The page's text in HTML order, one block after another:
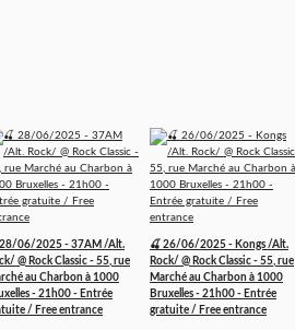
28/06/2025 - 37AM /Alt.
@ Rock Classic - 55, rue
au Charbon à 1000
- 21h00 - Entrée
/ Free entrance
🍒 26/06/2025 - Kongs /Alt.
Rock/ @ Rock Classic - 55, rue
Marché au Charbon à 1000
Bruxelles - 21h00 - Entrée
gratuite / Free entrance